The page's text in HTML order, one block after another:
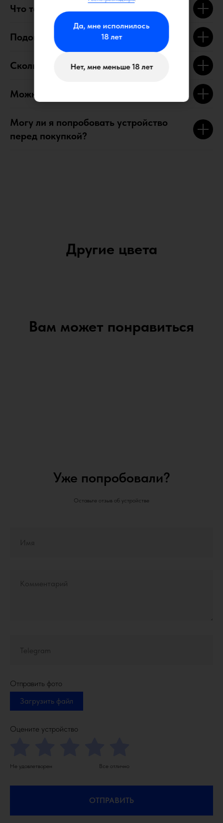
Да, мне исполнилось
18 лет
Нет, мне меньше 18 лет
Что такое электронная чаша?
Подойдет ли мне XYKA PRO?
Сколько работает аккумулятор?
Можно ли регулировать температуру?
Могу ли я попробовать устройство
перед покупкой?
Другие цвета
Вам может понравиться
Уже попробовали?
Оставьте отзыв об устройстве
Отправить фото
Загрузить файл
Оцените устройство
Не удовлетворен Все отлично
ОТПРАВИТЬ